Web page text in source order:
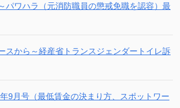
パワハラ（元消防職員の懲戒免職を認容）最
スから～経産省トランスジェンダートイレ訴
9月号（最低賃金の決まり方、スポットワー